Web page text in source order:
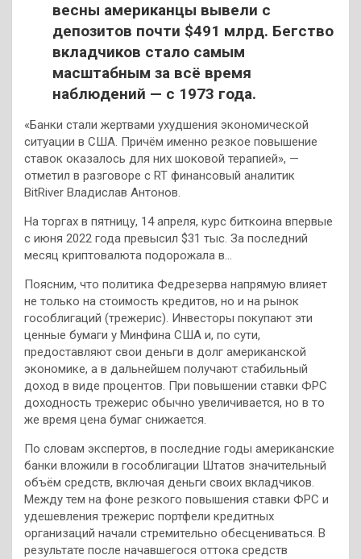
весны американцы вывели с
депозитов почти $491 млрд. Бегство
вкладчиков стало самым
масштабным за всё время
наблюдений — с 1973 года.
«Банки стали жертвами ухудшения экономической
ситуации в США. Причём именно резкое повышение
ставок оказалось для них шоковой терапией», —
отметил в разговоре с RT финансовый аналитик
BitRiver Владислав Антонов.
На торгах в пятницу, 14 апреля, курс биткоина впервые
с июня 2022 года превысил $31 тыс. За последний
месяц криптовалюта подорожала в…
Поясним, что политика Федрезерва напрямую влияет
не только на стоимость кредитов, но и на рынок
гособлигаций (трежерис). Инвесторы покупают эти
ценные бумаги у Минфина США и, по сути,
предоставляют свои деньги в долг американской
экономике, а в дальнейшем получают стабильный
доход в виде процентов. При повышении ставки ФРС
доходность трежерис обычно увеличивается, но в то
же время цена бумаг снижается.
По словам экспертов, в последние годы американские
банки вложили в гособлигации Штатов значительный
объём средств, включая деньги своих вкладчиков.
Между тем на фоне резкого повышения ставки ФРС и
удешевления трежерис портфели кредитных
организаций начали стремительно обесцениваться. В
результате после начавшегося оттока средств